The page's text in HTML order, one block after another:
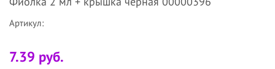
Артикул:
7.39 руб.